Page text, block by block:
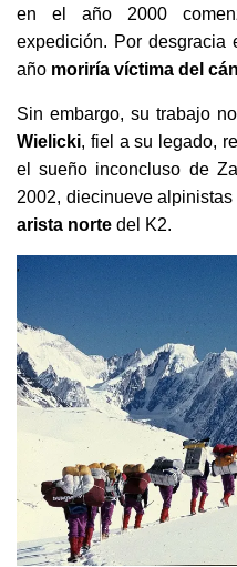
en el año 2000
expedición. Por desgracia
año moriría víctima del
Sin embargo, su trabajo
Wielicki, fiel a su legado,
el sueño inconcluso de
2002, diecinueve
arista norte del K2.